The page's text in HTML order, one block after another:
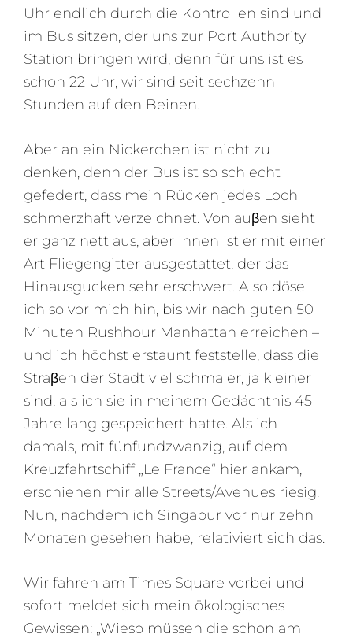
Uhr endlich durch die Kontrollen sind und
im Bus sitzen, der uns zur Port Authority
Station bringen wird, denn für uns ist es
schon 22 Uhr, wir sind seit sechzehn
Stunden auf den Beinen.
Aber an ein Nickerchen ist nicht zu
denken, denn der Bus ist so schlecht
gefedert, dass mein Rücken jedes Loch
schmerzhaft verzeichnet. Von auβen sieht
er ganz nett aus, aber innen ist er mit einer
Art Fliegengitter ausgestattet, der das
Hinausgucken sehr erschwert. Also döse
ich so vor mich hin, bis wir nach guten 50
Minuten Rushhour Manhattan erreichen –
und ich höchst erstaunt feststelle, dass die
Straβen der Stadt viel schmaler, ja kleiner
sind, als ich sie in meinem Gedächtnis 45
Jahre lang gespeichert hatte. Als ich
damals, mit fünfundzwanzig, auf dem
Kreuzfahrtschiff „Le France“ hier ankam,
erschienen mir alle Streets/Avenues riesig.
Nun, nachdem ich Singapur vor nur zehn
Monaten gesehen habe, relativiert sich das.
Wir fahren am Times Square vorbei und
sofort meldet sich mein ökologisches
Gewissen: „Wieso müssen die schon am